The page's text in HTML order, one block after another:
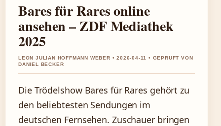
Bares für Rares online
ansehen – ZDF Mediathek
2025
LEON JULIAN HOFFMANN WEBER • 2026-04-11 • GEPRUFT VON
DANIEL BECKER
Die Trödelshow Bares für Rares gehört zu
den beliebtesten Sendungen im
deutschen Fernsehen. Zuschauer bringen